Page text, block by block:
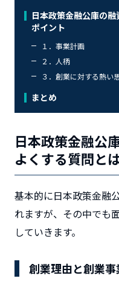
日本政策金融公庫の
ポイント
１．事業計画
２．人柄
３．創業に対する熱い
まとめ
日本政策金融公
よくする質問と
基本的に日本政策金融
れますが、その中でも
していきます。
創業理由と創業事